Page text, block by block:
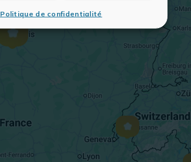
Politique de confidentialité